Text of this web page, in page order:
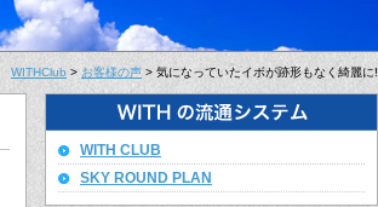
WITHClub > お客様の声 > 気になっていたイボが跡形もなく綺麗に!
WITH CLUB
SKY ROUND PLAN